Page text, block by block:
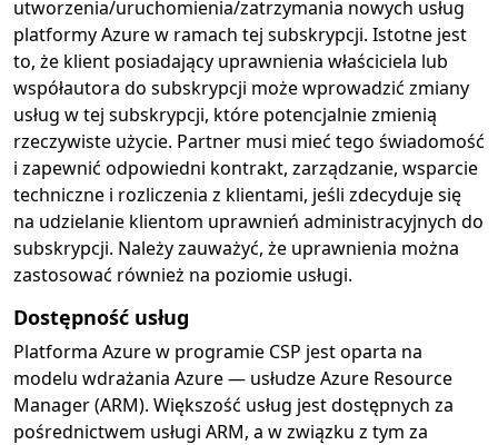
utworzenia/uruchomienia/zatrzymania nowych usług
platformy Azure w ramach tej subskrypcji. Istotne jest
to, że klient posiadający uprawnienia właściciela lub
współautora do subskrypcji może wprowadzić zmiany
usług w tej subskrypcji, które potencjalnie zmienią
rzeczywiste użycie. Partner musi mieć tego świadomość
i zapewnić odpowiedni kontrakt, zarządzanie, wsparcie
techniczne i rozliczenia z klientami, jeśli zdecyduje się
na udzielanie klientom uprawnień administracyjnych do
subskrypcji. Należy zauważyć, że uprawnienia można
zastosować również na poziomie usługi.
Dostępność usług
Platforma Azure w programie CSP jest oparta na
modelu wdrażania Azure — usłudze Azure Resource
Manager (ARM). Większość usług jest dostępnych za
pośrednictwem usługi ARM, a w związku z tym za